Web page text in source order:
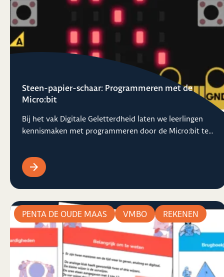
Steen-papier-schaar: Programmeren met de
Micro:bit
Bij het vak Digitale Geletterdheid laten we leerlingen
kennismaken met programmeren door de Micro:bit te...
PENTA DE OUDE MAAS VMBO REKENEN